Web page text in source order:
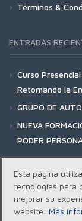
Términos &
ENTRADAS
Curso
Retomando la
GRUPO DE
NUEVA
PODER
Copyright |
Esta página
tecnologías para
mejorar su
website: Más